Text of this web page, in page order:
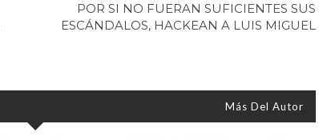
POR SI NO FUERAN SUFICIENTES SUS
ESCÁNDALOS, HACKEAN A LUIS MIGUEL
Más Del Autor